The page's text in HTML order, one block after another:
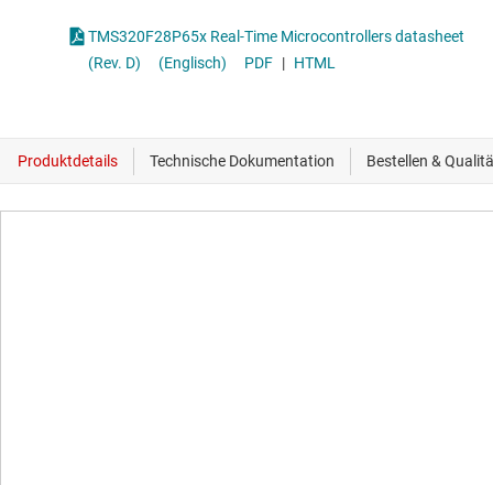
TMS320F28P65x Real-Time Microcontrollers datasheet
(Rev. D)
(Englisch) PDF | HTML